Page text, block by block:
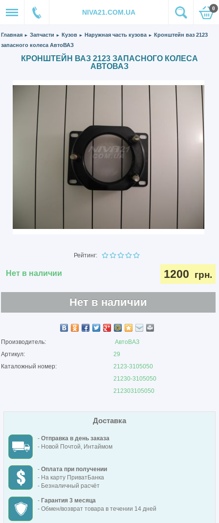
NIVA21.COM.UA 0
Главная ► Запчасти ► Кузов ► Наружная часть кузова ► Кронштейн ваз 2123
запасного колеса АвтоВАЗ
КРОНШТЕЙН ВАЗ 2123 ЗАПАСНОГО КОЛЕСА
АВТОВАЗ
Рейтинг:
Нет в наличии 1200 грн.
Нет в наличии
Производитель:
АвтоВАЗ
Артикул:
29
Каталожный номер:
2123-3105050
21230-3105050
212303105050
Доставка
- Отправка в день заказа
- Новой Почтой, Интаймом
- Оплата при получении
- На карту ПриватБанка
- Безналичный расчёт
- Гарантия 3 месяца
- Обмен/возврат товара в течении 14 дней